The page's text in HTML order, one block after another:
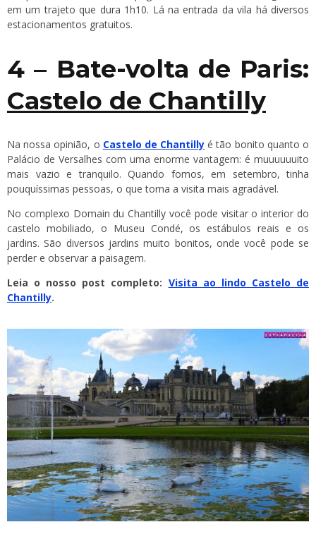
em um trajeto que dura 1h10. Lá na entrada da vila há diversos
estacionamentos gratuitos.
4 – Bate-volta de Paris:
Castelo de Chantilly
Na nossa opinião, o Castelo de Chantilly é tão bonito quanto o
Palácio de Versalhes com uma enorme vantagem: é muuuuuuito
mais vazio e tranquilo. Quando fomos, em setembro, tinha
pouquíssimas pessoas, o que torna a visita mais agradável.
No complexo Domain du Chantilly você pode visitar o interior do
castelo mobiliado, o Museu Condé, os estábulos reais e os
jardins. São diversos jardins muito bonitos, onde você pode se
perder e observar a paisagem.
Leia o nosso post completo: Visita ao lindo Castelo de
Chantilly.